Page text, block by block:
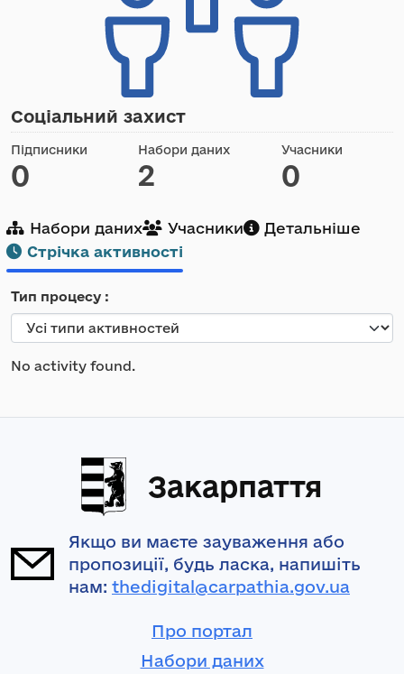
Соціальний захист
Підписники
0
Набори даних
2
Учасники
0
Набори даних Учасники
Детальніше
Стрічка активності
Тип процесу
No activity found.
Закарпаття
Якщо ви маєте зауваження або
пропозиції, будь ласка, напишіть
нам: thedigital@carpathia.gov.ua
Про портал
Набори даних